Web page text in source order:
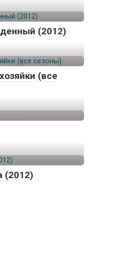
(2012)
(все
(2012)